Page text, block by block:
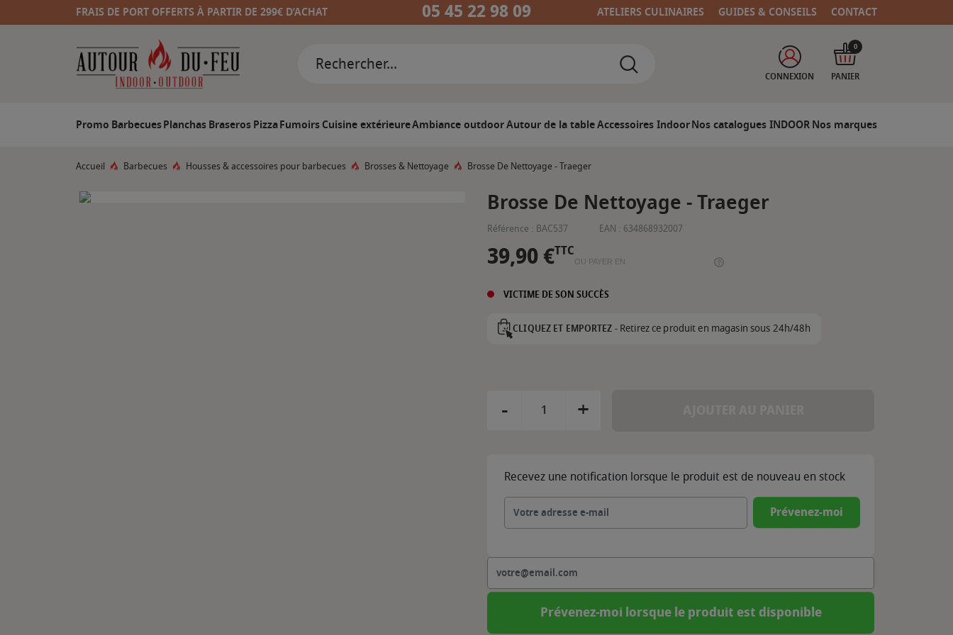
FRAIS DE PORT OFFERTS À PARTIR DE 299€ D’ACHAT 05 45 22 98 09 ATELIERS CULINAIRES GUIDES & CONSEILS CONTACT
CONNEXION PANIER
0
Promo BarbecuesPlanchasBraserosPizzaFumoirsCuisine extérieureAmbiance outdoorAutour de la tableAccessoires IndoorNos catalogues INDOORNos marques
Accueil Barbecues Housses & accessoires pour barbecues Brosses & Nettoyage Brosse De Nettoyage - Traeger
Brosse De Nettoyage - Traeger
Référence : BAC537 EAN : 634868932007
39,90 €TTC
OU PAYER EN
VICTIME DE SON SUCCÈS
CLIQUEZ ET EMPORTEZ -Retirez ce produit en magasin sous 24h/48h
- +
Recevez une notification lorsque le produit est de nouveau en stock
Prévenez-moi
Prévenez-moi lorsque le produit est disponible